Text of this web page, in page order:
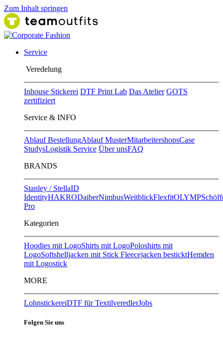
Zum Inhalt springen
Service
Ver​edelung
Inhouse Stickerei DTF Print Lab Das Atelier GOTS
zertifiziert
Service & INFO
Ablauf BestellungAblauf MusterMitarbeitershopsCase
StudysLogistik Service Über unsFAQ
BRANDS
Stanley / StellaID
IdentityHAKRODaiberNimbusWeitblickFlexfitOLYMP
Pro
Kategorien
Hoodies mit LogoShirts mit LogoPoloshirts mit
LogoSoftshelljacken mit Stick Fleecejacken besticktHemden
mit Logostick
MORE
LohnstickereiDTF für TextilveredlerJobs
Folgen Sie uns